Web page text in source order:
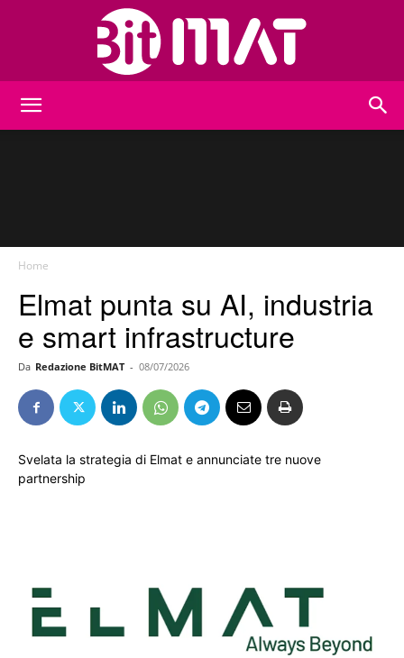
Home
Elmat punta su AI, industria
e smart infrastructure
Da Redazione BitMAT - 08/07/2026
Svelata la strategia di Elmat e annunciate tre nuove
partnership